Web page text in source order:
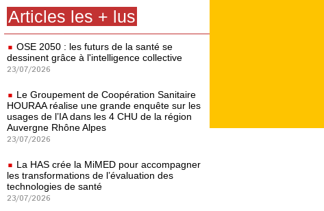
Articles les + lus
OSE 2050 : les futurs de la santé se
dessinent grâce à l'intelligence collective
23/07/2026
Le Groupement de Coopération Sanitaire
HOURAA réalise une grande enquête sur les
usages de l’IA dans les 4 CHU de la région
Auvergne Rhône Alpes
23/07/2026
La HAS crée la MiMED pour accompagner
les transformations de l’évaluation des
technologies de santé
23/07/2026